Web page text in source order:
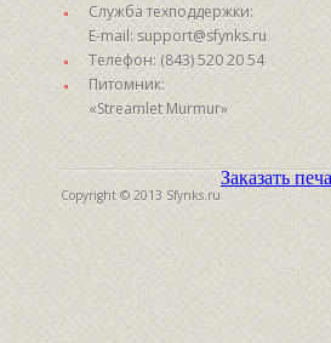
Служба техподдержки:
E-mail: support@sfynks.ru
Телефон: (843) 520 20 54
Питомник:
«Streamlet Murmur»
Copyright © 2013 Sfynks.ru
Заказать